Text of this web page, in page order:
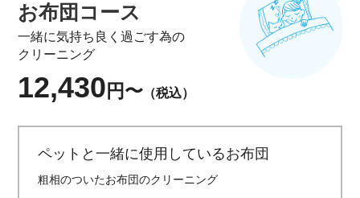
お布団コース
一緒に気持ち良く過ごす為の
クリーニング
12,430 円〜 （税込）
ペットと一緒に使用しているお布団
粗相のついたお布団のクリーニング